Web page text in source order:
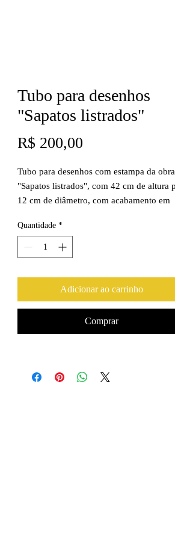
Tubo para desenhos
"Sapatos listrados"
R$ 200,00
Tubo para desenhos com estampa da obra
"Sapatos listrados", com 42 cm de altura
12 cm de diâmetro, com acabamento em
Quantidade *
Adicionar ao carrinho
Comprar